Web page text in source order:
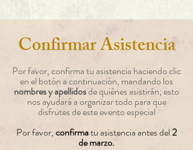
Confirmar Asistencia
Por favor, confirma tu asistencia haciendo clic
en el botón a continuación, mandando los
nombres y apellidosde quiénes asistirán; esto
nos ayudará a organizar todo para que
disfrutes de este evento especial
Por favor,confirmatu asistencia antes del2
de marzo.